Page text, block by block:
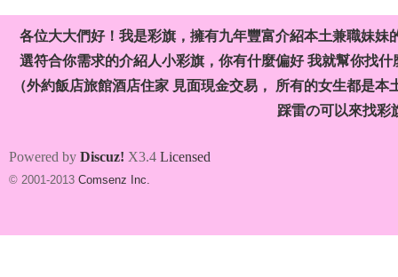
各位大大們好！我是彩旗，擁有九年豐富介紹本土兼職妹
選符合你需求的介紹人小彩旗，你有什麼偏好 我就幫你找
（外約飯店旅館酒店住家 見面現金交易， 所有的女生都是
踩雷の可以來找彩
Powered by Discuz! X3.4 Licensed
© 2001-2013 Comsenz Inc.